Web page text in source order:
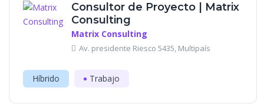
Consultor de Proyecto | Matrix
Consulting
Matrix Consulting
Av. presidente Riesco 5435, Multipaís
Híbrido Trabajo